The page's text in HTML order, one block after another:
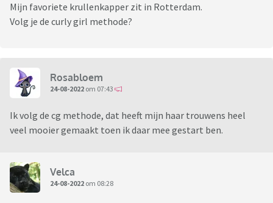
Mijn favoriete krullenkapper zit in Rotterdam.
Volg je de curly girl methode?
Rosabloem
24-08-2022 om 07:43
Ik volg de cg methode, dat heeft mijn haar trouwens heel
veel mooier gemaakt toen ik daar mee gestart ben.
Velca
24-08-2022 om 08:28